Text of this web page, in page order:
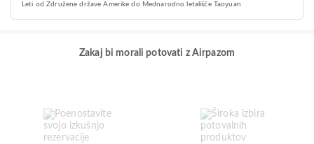
Leti od Združene države Amerike do Mednarodno letališče Taoyuan
Zakaj bi morali potovati z Airpazom